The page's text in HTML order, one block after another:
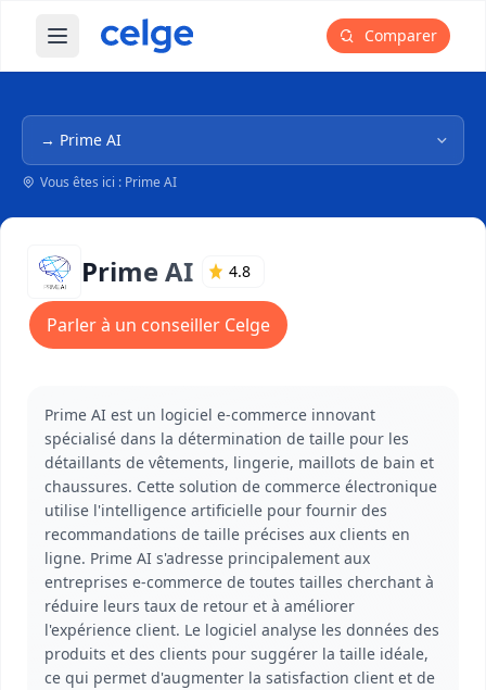
Ouvrir le menu principal Comparer
Navigation dans l'arborescence
Vous êtes ici : Prime AI
Prime AI 4.8
Parler à un conseiller Celge
Prime AI est un logiciel e-commerce innovant
spécialisé dans la détermination de taille pour les
détaillants de vêtements, lingerie, maillots de bain et
chaussures. Cette solution de commerce électronique
utilise l'intelligence artificielle pour fournir des
recommandations de taille précises aux clients en
ligne. Prime AI s'adresse principalement aux
entreprises e-commerce de toutes tailles cherchant à
réduire leurs taux de retour et à améliorer
l'expérience client. Le logiciel analyse les données des
produits et des clients pour suggérer la taille idéale,
ce qui permet d'augmenter la satisfaction client et de